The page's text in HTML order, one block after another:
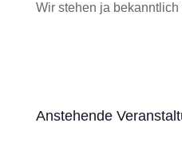
Wir stehen ja bekanntlich
Anstehende